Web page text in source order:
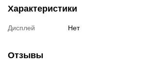
Характеристики
Дисплей Нет
Отзывы